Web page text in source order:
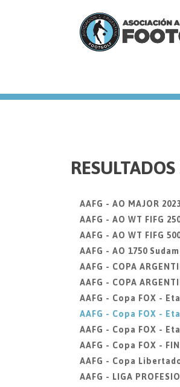
we
AAFG - AO MAJOR
AAFG - AO WT FIFG
AAFG - AO WT FIFG
AAFG - AO 1750
AAFG - COPA
AAFG - COPA
AAFG - Copa FOX -
AAFG - Copa FOX -
AAFG - Copa FOX -
AAFG - Copa FOX -
AAFG - Copa
AAFG - LIGA